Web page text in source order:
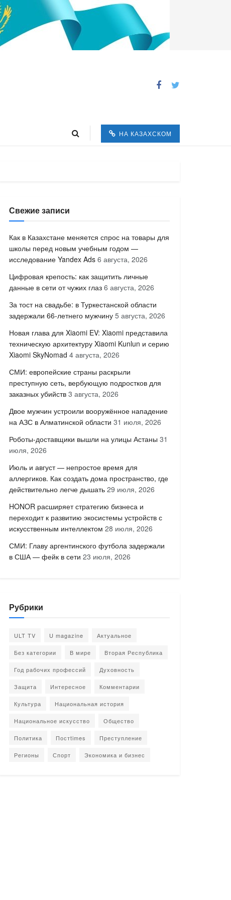
НА КАЗАХСКОМ
Свежие записи
Как в Казахстане меняется спрос на товары для
школы перед новым учебным годом —
исследование Yandex Ads 6 августа, 2026
Цифровая крепость: как защитить личные
данные в сети от чужих глаз 6 августа, 2026
За тост на свадьбе: в Туркестанской области
задержали 66-летнего мужчину 5 августа, 2026
Новая глава для Xiaomi EV: Xiaomi представила
техническую архитектуру Xiaomi Kunlun и серию
Xiaomi SkyNomad 4 августа, 2026
СМИ: европейские страны раскрыли
преступную сеть, вербующую подростков для
заказных убийств 3 августа, 2026
Двое мужчин устроили вооружённое нападение
на АЗС в Алматинской области 31 июля, 2026
Роботы-доставщики вышли на улицы Астаны 31
июля, 2026
Июль и август — непростое время для
аллергиков. Как создать дома пространство, где
действительно легче дышать 29 июля, 2026
HONOR расширяет стратегию бизнеса и
переходит к развитию экосистемы устройств с
искусственным интеллектом 28 июля, 2026
СМИ: Главу аргентинского футбола задержали
в США — фейк в сети 23 июля, 2026
Рубрики
ULT TV U magazine Актуальное
Без категории В мире Вторая Республика
Год рабочих профессий Духовность
Защита Интересное Комментарии
Культура Национальная история
Национальное искусство Общество
Политика Постtimes Преступление
Регионы Спорт Экономика и бизнес